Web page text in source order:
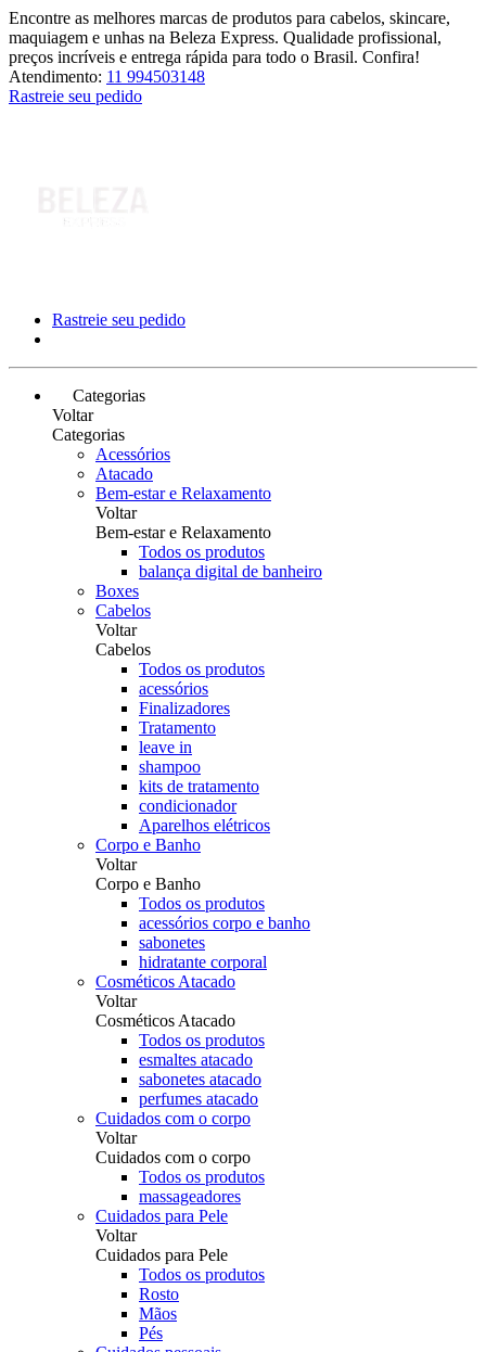
Encontre as melhores marcas de produtos para cabelos, skincare,
maquiagem e unhas na Beleza Express. Qualidade profissional,
preços incríveis e entrega rápida para todo o Brasil. Confira!
Atendimento: 11 994503148
Rastreie seu pedido
Rastreie seu pedido
Categorias
Voltar
Categorias
Acessórios
Atacado
Bem-estar e Relaxamento
Voltar
Bem-estar e Relaxamento
Todos os produtos
balança digital de banheiro
Boxes
Cabelos
Voltar
Cabelos
Todos os produtos
acessórios
Finalizadores
Tratamento
leave in
shampoo
kits de tratamento
condicionador
Aparelhos elétricos
Corpo e Banho
Voltar
Corpo e Banho
Todos os produtos
acessórios corpo e banho
sabonetes
hidratante corporal
Cosméticos Atacado
Voltar
Cosméticos Atacado
Todos os produtos
esmaltes atacado
sabonetes atacado
perfumes atacado
Cuidados com o corpo
Voltar
Cuidados com o corpo
Todos os produtos
massageadores
Cuidados para Pele
Voltar
Cuidados para Pele
Todos os produtos
Rosto
Mãos
Pés